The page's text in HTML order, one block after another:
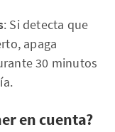
: Si detecta que
apaga
30 minutos
en cuenta?